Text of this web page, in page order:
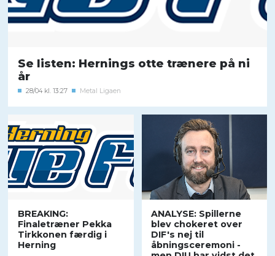
Se listen: Hernings otte trænere på ni
år
28/04 kl. 13:27 Metal Ligaen
BREAKING:
Finaletræner Pekka
Tirkkonen færdig i
Herning
ANALYSE: Spillerne
blev chokeret over
DIF's nej til
åbningsceremoni -